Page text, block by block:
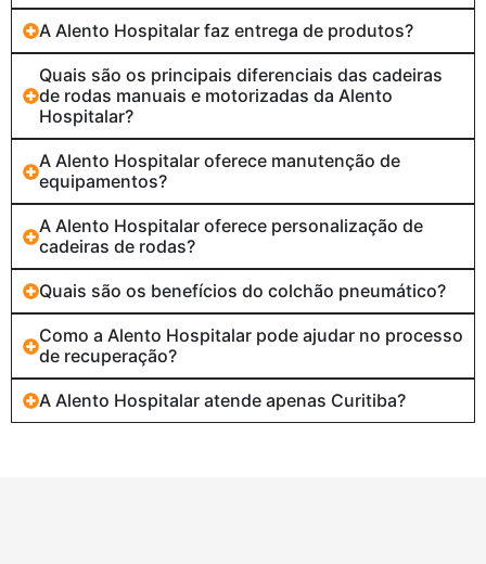
A Alento Hospitalar faz entrega de produtos?
Quais são os principais diferenciais das cadeiras
de rodas manuais e motorizadas da Alento
Hospitalar?
A Alento Hospitalar oferece manutenção de
equipamentos?
A Alento Hospitalar oferece personalização de
cadeiras de rodas?
Quais são os benefícios do colchão pneumático?
Como a Alento Hospitalar pode ajudar no processo
de recuperação?
A Alento Hospitalar atende apenas Curitiba?